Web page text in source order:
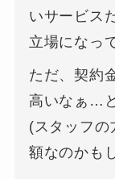
いサービス
立場になっ
ただ、契約
高いなぁ…
(スタッフの
額なのかも